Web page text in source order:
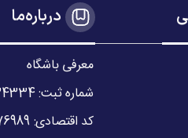
درباره‌ما
معرفی باشگاه
شماره ثبت: 34334
کد اقتصادی: 411347676989